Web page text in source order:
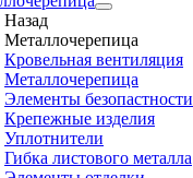
Назад
Металлочерепица
Кровельная вентиляция
Металлочерепица
Элементы безопастности
Крепежные изделия
Уплотнители
Гибка листового металла